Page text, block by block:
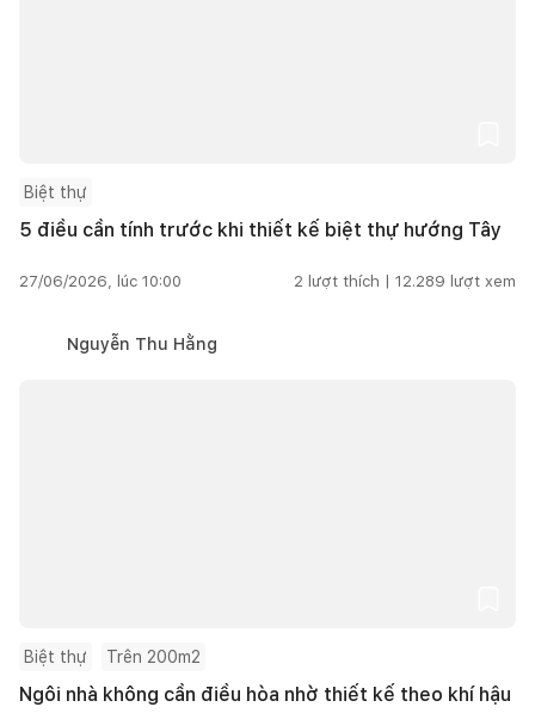
Biệt thự
5 điều cần tính trước khi thiết kế biệt thự hướng Tây
27/06/2026, lúc 10:00 2 lượt thích | 12.289 lượt xem
Nguyễn Thu Hằng
Biệt thự Trên 200m2
Ngôi nhà không cần điều hòa nhờ thiết kế theo khí hậu